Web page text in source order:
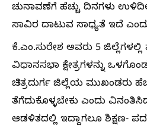
ಚುನಾವಣೆಗೆ ಹೆಚ್ಚು ದಿನಗಳು
ಸಾವಿರ ದಾಟುವ ಸಾಧ್ಯತೆ ಇದೆ
ಕೆ.ಎಂ.ಸುರೇಶ ಅವರು 5
ವಿಧಾನಸಭಾ ಕ್ಷೇತ್ರಗಳನ್ನು ಒಳಗೊಂಡ
ಚಿತ್ರದುರ್ಗ ಜಿಲ್ಲೆಯ ಮುಖಂಡರು
ತೆಗೆದುಕೊಳ್ಳಬೇಕು ಎಂದು
ಆಡಳಿತದಲ್ಲಿ ಇದ್ದಾಗಲೂ ಶಿಕ್ಷಣ-